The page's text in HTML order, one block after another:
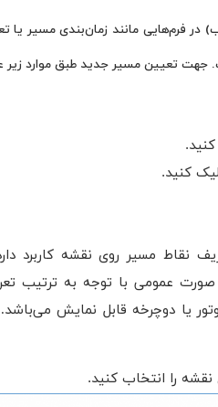
فرم‌هایی مانند زمان‌بندی مسیر یا
جهت تعیین مسیر جدید طبق موارد زیر
کنید.
نقاط مسیر روی نقشه کاربرد
صورت عمومی با توجه به ترتیب
یا دوچرخه قابل نمایش می‌باشد.
را انتخاب کنید.